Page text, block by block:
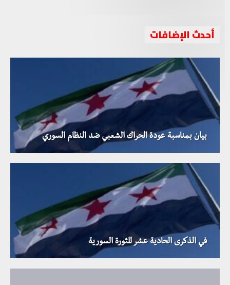
أحدث الإضافات
بيان بمناسبة عودة الحراك الشعبي ضد النظام السوري
في الذكرى الحادية عشر للثورة السورية